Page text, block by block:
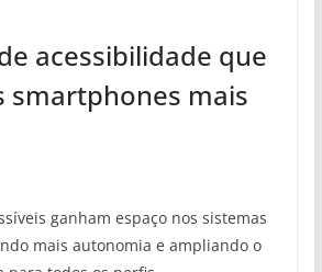
acessibilidade que
smartphones mais
ganham espaço nos sistemas
mais autonomia e ampliando o